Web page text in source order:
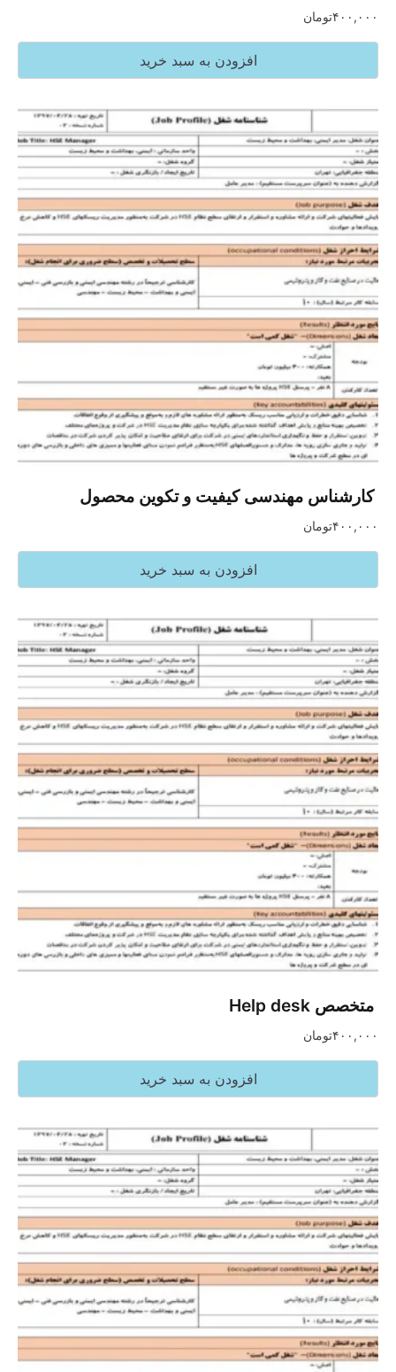
۴۰۰,۰۰۰تومان
افزودن به سبد خرید
‏ کارشناس مهندسی کیفیت و تکوین محصول
۴۰۰,۰۰۰تومان
افزودن به سبد خرید
‏ متخصص ‏Help desk
۴۰۰,۰۰۰تومان
افزودن به سبد خرید